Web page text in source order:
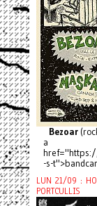
Bezoar
a
-s-
LUN 21/09 :
PORTCULLIS